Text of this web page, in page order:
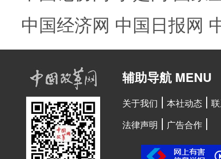
中国经济网 中国日报网
辅助导航 MENU
关于我们 本社动态
法律声明
广告合作